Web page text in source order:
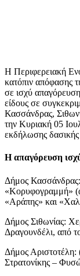
Η Περιφερειακή
κατόπιν απόφασης
σε ισχύ
είδους σε
Κασσάνδρας,
την Κυριακή 05
εκδήλωσης δασικής
Η απαγόρευση
Δήμος
«Κορυφογραμμή»
«Αράπης» και
Δήμος Σιθωνίας:
Δραγουνδέλι, από
Δήμος
Στρατονίκης –